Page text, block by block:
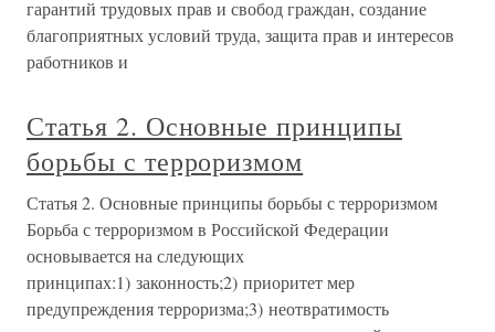
гарантий трудовых прав и свобод граждан, создание
благоприятных условий труда, защита прав и интересов
работников и
Статья 2. Основные принципы
борьбы с терроризмом
Статья 2. Основные принципы борьбы с терроризмом
Борьба с терроризмом в Российской Федерации
основывается на следующих
принципах:1) законность;2) приоритет мер
предупреждения терроризма;3) неотвратимость